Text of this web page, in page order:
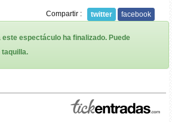
Compartir : twitter facebook
espectáculo ha finalizado. Puede